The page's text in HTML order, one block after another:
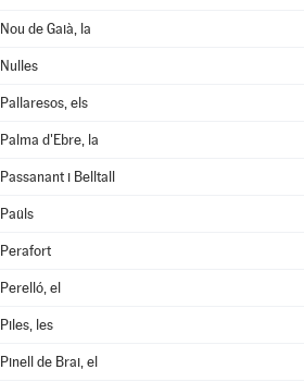
Nou de Gaià, la
Nulles
Pallaresos, els
Palma d'Ebre, la
Passanant i Belltall
Paüls
Perafort
Perelló, el
Piles, les
Pinell de Brai, el